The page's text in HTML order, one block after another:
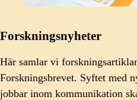
Forskningsnyheter
Här samlar vi
Forskningsbrevet. Syftet med
jobbar inom kommunikation